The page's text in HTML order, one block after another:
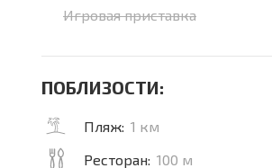
Игровая приставка
ПОБЛИЗОСТИ:
Пляж: 1 км
Ресторан: 100 м